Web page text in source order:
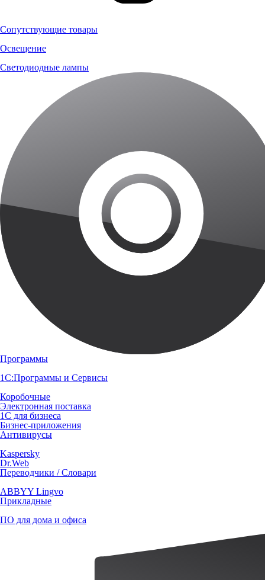
Сопутствующие товары
Освещение
Светодиодные лампы
Программы
1С:Программы и Сервисы
Коробочные
Электронная поставка
1С для бизнеса
Бизнес-приложения
Антивирусы
Kaspersky
Dr.Web
Переводчики / Словари
ABBYY Lingvo
Прикладные
ПО для дома и офиса